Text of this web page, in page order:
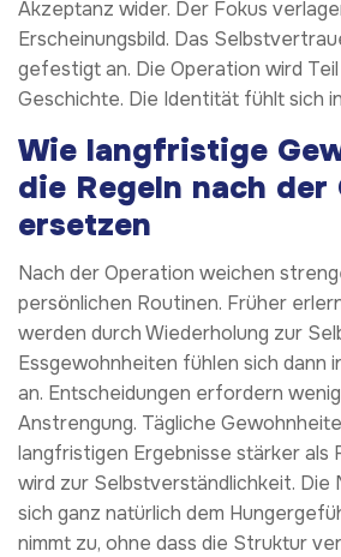
Akzeptanz wider. Der Fokus
Erscheinungsbild. Das
gefestigt an. Die Operation wird
Geschichte. Die Identität fühlt sich
Wie langfristige
die Regeln nach der
ersetzen
Nach der Operation weichen
persönlichen Routinen. Früher
werden durch Wiederholung zur
Essgewohnheiten fühlen sich dann
an. Entscheidungen erfordern
Anstrengung. Tägliche
langfristigen Ergebnisse stärker als
wird zur Selbstverständlichkeit. Die
sich ganz natürlich dem
nimmt zu, ohne dass die Struktur